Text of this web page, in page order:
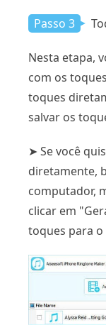
Passo 3
Nesta etapa,
com os
toques
salvar os
➤ Se você
diretamente,
computador,
clicar em
toques para o